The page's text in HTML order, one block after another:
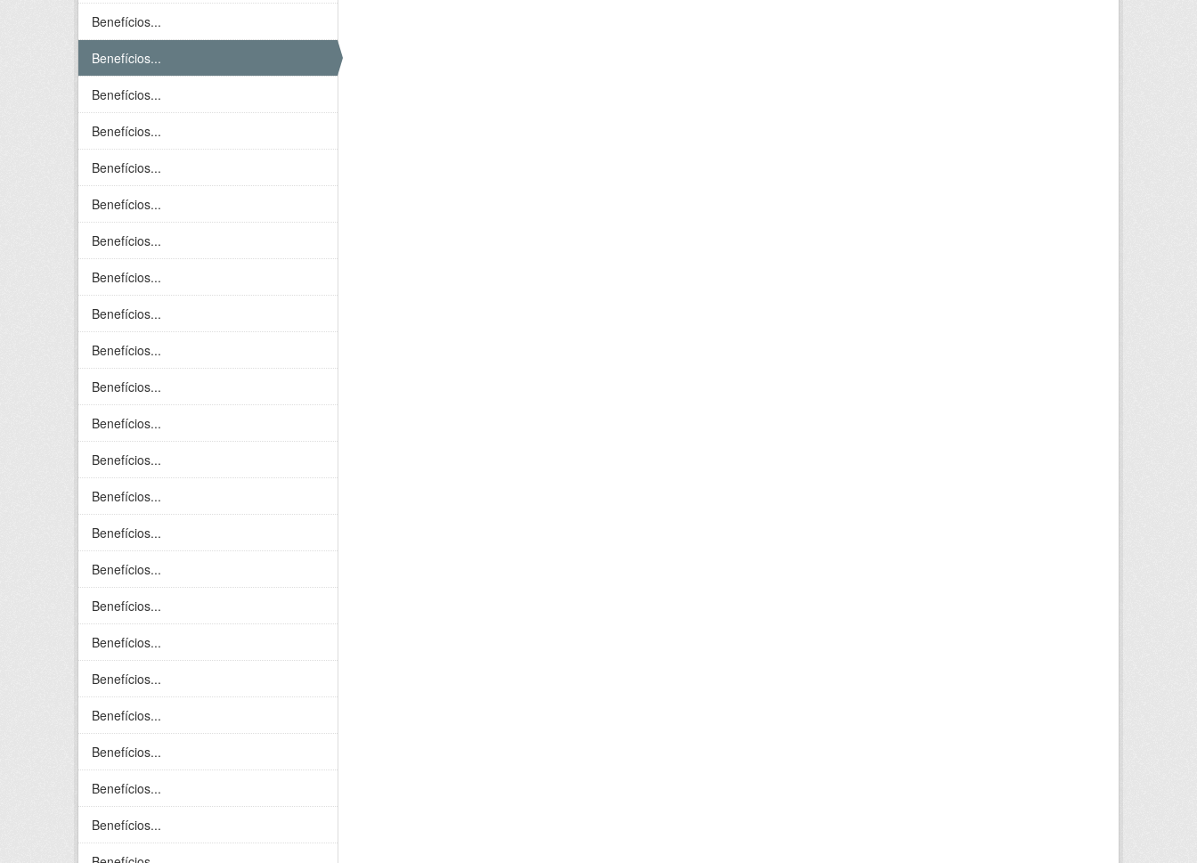
Benefícios...
Benefícios...
Benefícios...
Benefícios...
Benefícios...
Benefícios...
Benefícios...
Benefícios...
Benefícios...
Benefícios...
Benefícios...
Benefícios...
Benefícios...
Benefícios...
Benefícios...
Benefícios...
Benefícios...
Benefícios...
Benefícios...
Benefícios...
Benefícios...
Benefícios...
Benefícios...